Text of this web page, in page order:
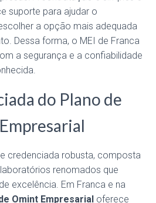
suporte para ajudar o
a opção mais adequada
Dessa forma, o MEI de Franca
a segurança e a confiabilidade
do Plano de
credenciada robusta, composta
renomados que
excelência. Em Franca e na
Omint Empresarial oferece